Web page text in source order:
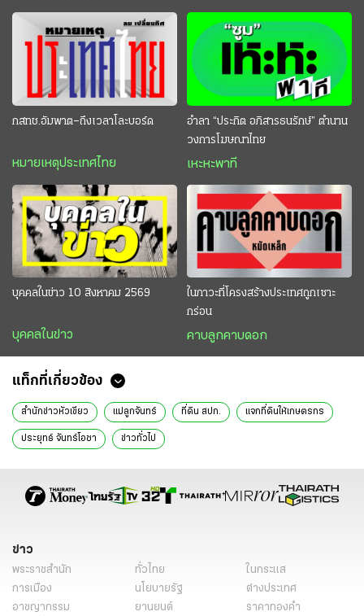
กสทช.อัมพาต–ถึงเวลาโละบอร์ด
หมายเหตุประเทศไทย
อำลา “ประกิต อภิสารธนรักษ์” ตำนาน
วงการโฆษณาไทย
เหะหะพาที
บุคคลในข่าว 10 สิงหาคม 2569
บุคคลในข่าว
ในภาวะที่โครงสร้างประเทศถูกเซาะ
กร่อน
คาบลูกคาบดอก
แท็กที่เกี่ยวข้อง
สำนักข่าวหัวเขียว แม่ลูกจันทร์ ที่ดิน สปก. แจกที่ดินให้เกษตรกร
ประยุทธ์ จันทร์โอชา ข่าวทั่วไป
ข่าว
พระราชสำนัก ทั่วไทย
ในกระแส
การเมือง
นโยบายรัฐ
ต่างประเทศ
อาชญากรรม
ยานยนต์
ราคาทองคำ